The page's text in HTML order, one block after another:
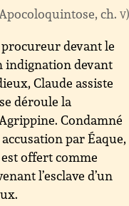
ch. v
devant le
indignation devant
Claude assiste
déroule la
Condamné
par Éaque,
offert comme
l’esclave d’un